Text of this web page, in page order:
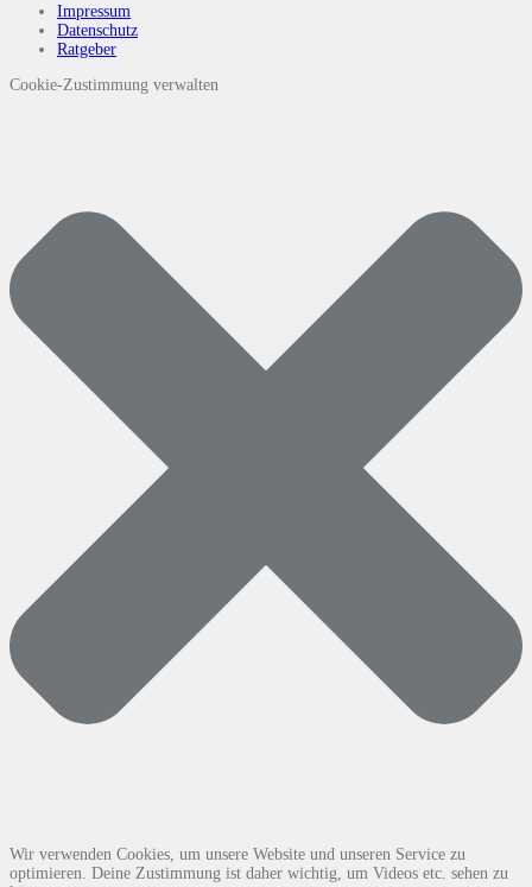
Impressum
Datenschutz
Ratgeber
Cookie-Zustimmung verwalten
Wir verwenden Cookies, um unsere Website und unseren Service zu
optimieren. Deine Zustimmung ist daher wichtig, um Videos etc. sehen zu